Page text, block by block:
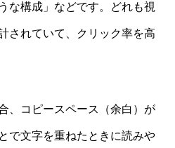
な構成」などです。どれも視
されていて、クリック率を高
、コピースペース（余白）が
で文字を重ねたときに読みや